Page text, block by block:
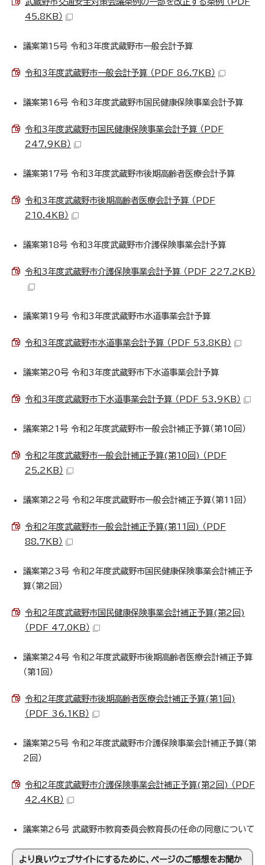
45.8KB）
議案第15号 令和3年度武蔵野市一般会計予算
令和3年度武蔵野市一般会計予算 （PDF 86.7KB）
議案第16号 令和3年度武蔵野市国民健康保険事業会計予算
令和3年度武蔵野市国民健康保険事業会計予算 （PDF
247.9KB）
議案第17号 令和3年度武蔵野市後期高齢者医療会計予算
令和3年度武蔵野市後期高齢者医療会計予算 （PDF
210.4KB）
議案第18号 令和3年度武蔵野市介護保険事業会計予算
令和3年度武蔵野市介護保険事業会計予算 （PDF 227.2KB）
議案第19号 令和3年度武蔵野市水道事業会計予算
令和3年度武蔵野市水道事業会計予算 （PDF 53.8KB）
議案第20号 令和3年度武蔵野市下水道事業会計予算
令和3年度武蔵野市下水道事業会計予算 （PDF 53.9KB）
議案第21号 令和2年度武蔵野市一般会計補正予算（第10回）
令和2年度武蔵野市一般会計補正予算(第10回) （PDF
25.2KB）
議案第22号 令和2年度武蔵野市一般会計補正予算（第11回）
令和2年度武蔵野市一般会計補正予算(第11回) （PDF
88.7KB）
議案第23号 令和2年度武蔵野市国民健康保険事業会計補正予
算（第2回）
令和2年度武蔵野市国民健康保険事業会計補正予算(第2回)
（PDF 47.0KB）
議案第24号 令和2年度武蔵野市後期高齢者医療会計補正予算
（第1回）
令和2年度武蔵野市後期高齢者医療会計補正予算(第1回)
（PDF 36.1KB）
議案第25号 令和2年度武蔵野市介護保険事業会計補正予算（第
2回）
令和2年度武蔵野市介護保険事業会計補正予算(第2回) （PDF
42.4KB）
議案第26号 武蔵野市教育委員会教育長の任命の同意について
より良いウェブサイトにするために、ページのご感想をお聞か